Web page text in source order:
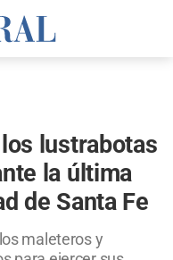
lustrabotas
la última
de Santa Fe
maleteros y